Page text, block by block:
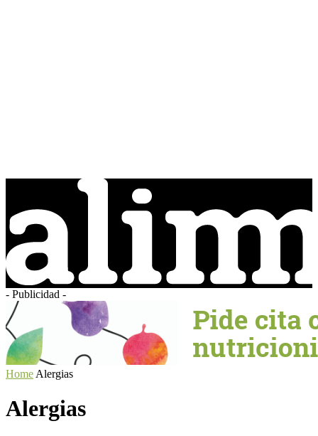
- Publicidad -
Home Alergias
Alergias